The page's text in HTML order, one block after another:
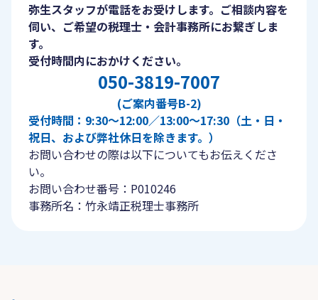
弥生スタッフが電話をお受けします。ご相談内容を
伺い、ご希望の税理士・会計事務所にお繋ぎしま
す。
受付時間内におかけください。
050-3819-7007
(ご案内番号B-2)
受付時間：9:30〜12:00／13:00〜17:30（土・日・
祝日、および弊社休日を除きます。）
お問い合わせの際は以下についてもお伝えくださ
い。
お問い合わせ番号：P010246
事務所名：竹永靖正税理士事務所